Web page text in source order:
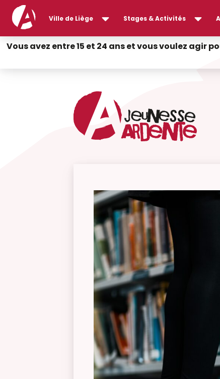
Ville de Liège Stages & Activités
Vous avez entre 15 et 24 ans et vous voulez agir